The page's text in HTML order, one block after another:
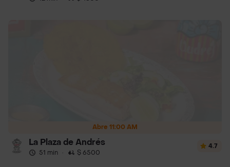
Abre 11:00 AM
La Plaza de Andrés
51 min · $ 6500
4.7